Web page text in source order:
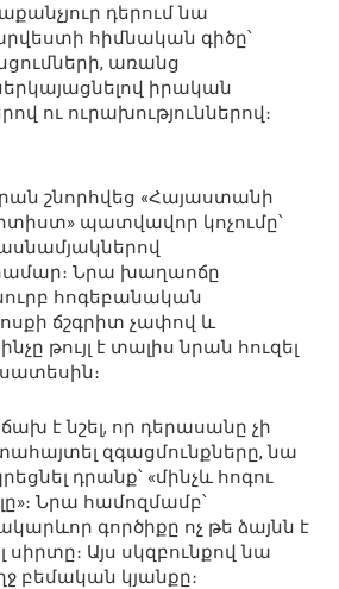
դերում նա
հիմնական գիծը՝
առանց
իրական
ու ուրախություններով։
շնորհվեց «Հայաստանի
պատվավոր կոչումը՝
Նրա խաղաոճը
հոգեբանական
ճշգրիտ չափով և
թույլ է տալիս նրան հուզել
է նշել, որ դերասանը չի
զգացմունքները, նա
դրանք՝ «մինչև հոգու
Նրա համոզմամբ՝
գործիքը ոչ թե ձայնն է
սիրտը։ Այս սկզբունքով նա
բեմական կյանքը։